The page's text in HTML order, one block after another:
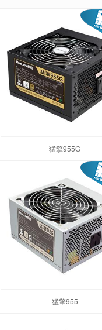
猛擎955G
猛擎955